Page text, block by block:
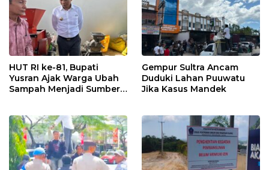
HUT RI ke-81, Bupati
Yusran Ajak Warga Ubah
Sampah Menjadi Sumber
Gempur Sultra Ancam
Duduki Lahan Puuwatu
Jika Kasus Mandek